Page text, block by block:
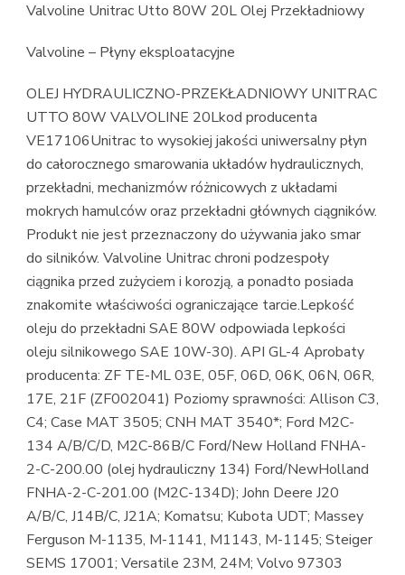
Valvoline Unitrac Utto 80W 20L Olej Przekładniowy
Valvoline – Płyny eksploatacyjne
OLEJ HYDRAULICZNO-PRZEKŁADNIOWY UNITRAC
UTTO 80W VALVOLINE 20Lkod producenta
VE17106Unitrac to wysokiej jakości uniwersalny płyn
do całorocznego smarowania układów hydraulicznych,
przekładni, mechanizmów różnicowych z układami
mokrych hamulców oraz przekładni głównych ciągników.
Produkt nie jest przeznaczony do używania jako smar
do silników. Valvoline Unitrac chroni podzespoły
ciągnika przed zużyciem i korozją, a ponadto posiada
znakomite właściwości ograniczające tarcie.Lepkość
oleju do przekładni SAE 80W odpowiada lepkości
oleju silnikowego SAE 10W-30). API GL-4 Aprobaty
producenta: ZF TE-ML 03E, 05F, 06D, 06K, 06N, 06R,
17E, 21F (ZF002041) Poziomy sprawności: Allison C3,
C4; Case MAT 3505; CNH MAT 3540*; Ford M2C-
134 A/B/C/D, M2C-86B/C Ford/New Holland FNHA-
2-C-200.00 (olej hydrauliczny 134) Ford/NewHolland
FNHA-2-C-201.00 (M2C-134D); John Deere J20
A/B/C, J14B/C, J21A; Komatsu; Kubota UDT; Massey
Ferguson M-1135, M-1141, M1143, M-1145; Steiger
SEMS 17001; Versatile 23M, 24M; Volvo 97303